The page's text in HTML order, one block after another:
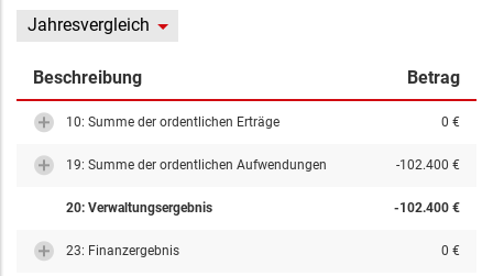
Jahresvergleich
Beschreibung Betrag
10: Summe der ordentlichen Erträge 0 €
19: Summe der ordentlichen Aufwendungen -102.400 €
20: Verwaltungsergebnis -102.400 €
23: Finanzergebnis 0 €